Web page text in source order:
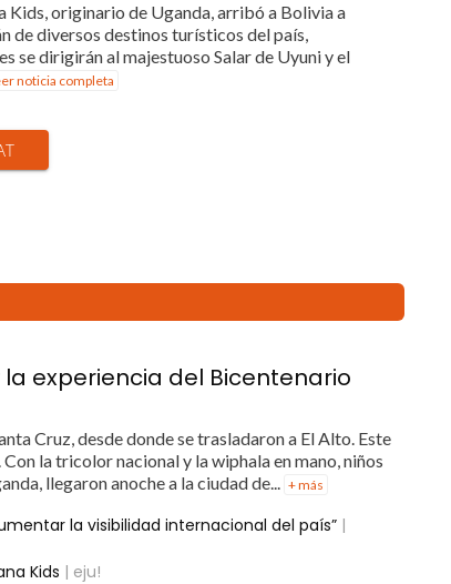
Kids, originario de Uganda, arribó a Bolivia a
de diversos destinos turísticos del país,
se dirigirán al majestuoso Salar de Uyuni y el
noticia completa
experiencia del Bicentenario
Cruz, desde donde se trasladaron a El Alto. Este
la tricolor nacional y la wiphala en mano, niños
llegaron anoche a la ciudad de...
+ más
la visibilidad internacional del país” |
Kids | eju!